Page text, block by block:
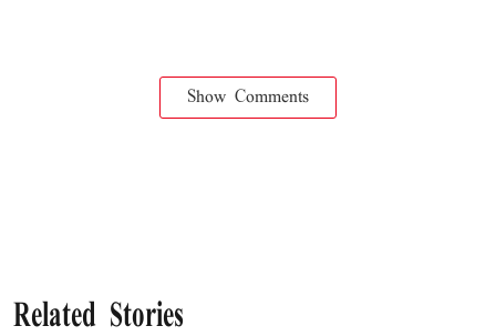
Show Comments
Related Stories